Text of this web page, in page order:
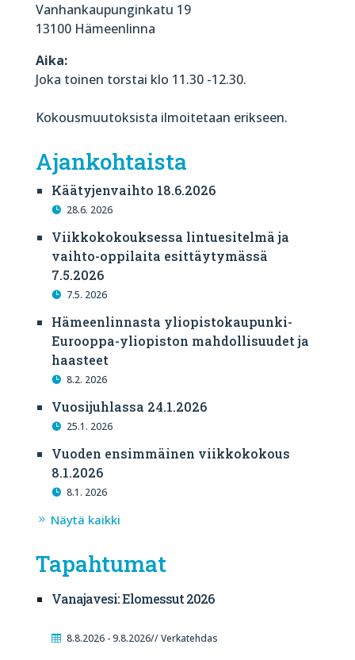
Vanhankaupunginkatu 19
13100 Hämeenlinna
Aika:
Joka toinen torstai klo 11.30 -12.30.
Kokousmuutoksista ilmoitetaan erikseen.
Ajankohtaista
Käätyjenvaihto 18.6.2026
28.6. 2026
Viikkokokouksessa lintuesitelmä ja
vaihto-oppilaita esittäytymässä
7.5.2026
7.5. 2026
Hämeenlinnasta yliopistokaupunki-
Eurooppa-yliopiston mahdollisuudet ja
haasteet
8.2. 2026
Vuosijuhlassa 24.1.2026
25.1. 2026
Vuoden ensimmäinen viikkokokous
8.1.2026
8.1. 2026
Näytä kaikki
Tapahtumat
Vanajavesi: Elomessut 2026
8.8.2026 - 9.8.2026// Verkatehdas